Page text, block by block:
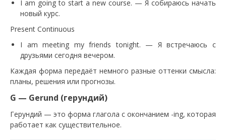
I am going to start a new course. — Я собираюсь начать
новый курс.
Present Continuous
I am meeting my friends tonight. — Я встречаюсь с
друзьями сегодня вечером.
Каждая форма передаёт немного разные оттенки смысла:
планы, решения или прогнозы.
G — Gerund (герундий)
Герундий — это форма глагола с окончанием -ing, которая
работает как существительное.